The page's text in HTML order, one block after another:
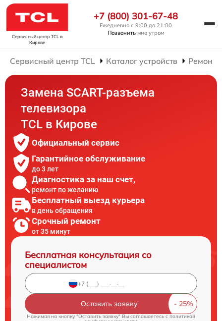
Сервисный центр TCL в
Кирове
+7 (800) 301-67-48
Ежедневно с 9:00 до 21:00
Позвонить мне утром
Сервисный центр TCL Каталог устройств Ремонт
Замена SCART-разъема
телевизора
TCL в Кирове
Официальный сервис
Гарантийное обслуживание
до 3 лет
Диагностика за наш счет,
ремонт по желанию
Бесплатный выезд курьера
в день обращения
Срочный ремонт
от 35 минут
Бесплатная консультация со
специалистом
Оставить заявку
Нажимая на кнопку "Оставить заявку" Вы соглашаетесь cполитикой